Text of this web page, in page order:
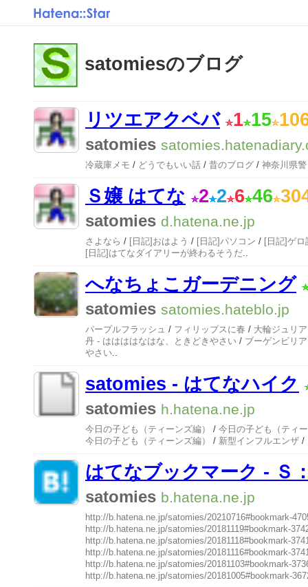
satomiesのブログ
リツエアクベバ 1 15
satomies
冷蔵庫メモ / どうでもいい話 / 昔のブログ / 神奈川県警
Ｓ嬢 はてな 2 2 6 46
satomies d.hatena.ne.jp
さよなら / [日記]おはよう / [日記]パソコン / [日記]ゲロ
[日記]はてなダイアリーが終わるそうだ..
へなちょこガーデニング
satomies satomies.hateblo.jp
パープルフラッシュ / フィリップスに春 / 大輪ジュリ
丹 - ははははなはな、ときどきやさい / ブーゲンビリア
やさい..
satomies - はてなハイク
satomies h.hatena.ne.jp
今日の子ども（ティーンズ編） / 今日の子ども（ティ
今日の子ども（ティーンズ編）
/ 新型インフルエンザ /
はてなブックマーク - Ｓ
satomies b.hatena.ne.jp
http://b.hatena.ne.jp/satomies/20210716#bookmark-
http://b.hatena.ne.jp/satomies/20181119#bookmark-
http://b.hatena.ne.jp/satomies/20181118#bookmark-
http://b.hatena.ne.jp/satomies/20181116#bookmark-
http://b.hatena.ne.jp/satomies/20181103#bookmark-
http://b.hatena.ne.jp/satomies/20181005#bookmark-